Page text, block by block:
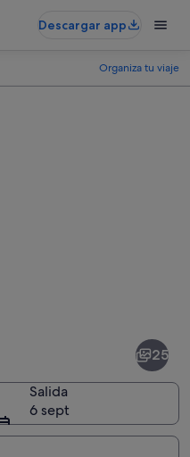
Descargar app
Organiza tu viaje
25
Salida
6 sept